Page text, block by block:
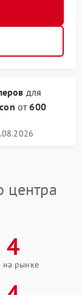
для
от600
центра
4
на рынке